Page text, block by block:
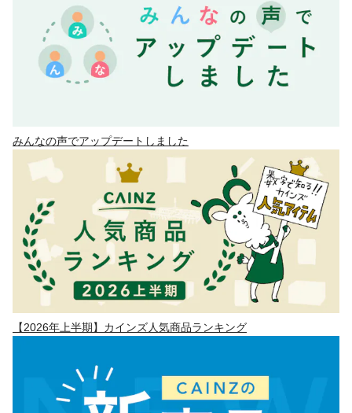
みんなの声でアップデートしました
【2026年上半期】カインズ人気商品ランキング